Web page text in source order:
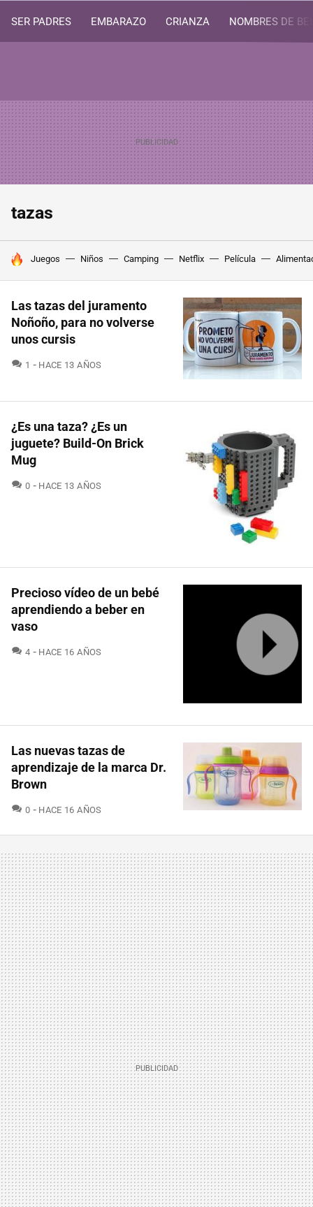
SER PADRES EMBARAZO CRIANZA NOMBRES DE
tazas
HOY SE HABLA DE
Juegos Niños Camping Netflix Película
Las tazas del juramento
Noñoño, para no volverse
unos cursis
1 COMENTARIOS
HACE 13 AÑOS
¿Es una taza? ¿Es un
juguete? Build-On Brick
Mug
0 COMENTARIOS
HACE 13 AÑOS
Precioso vídeo de un bebé
aprendiendo a beber en
vaso
4 COMENTARIOS
HACE 16 AÑOS
Las nuevas tazas de
aprendizaje de la marca Dr.
Brown
0 COMENTARIOS
HACE 16 AÑOS